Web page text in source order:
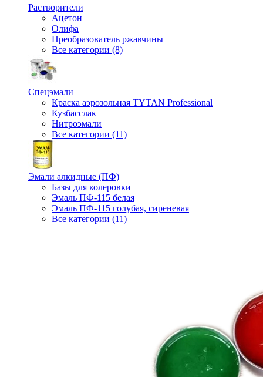
Растворители
Ацетон
Олифа
Преобразователь ржавчины
Все категории (8)
Спецэмали
Краска аэрозольная TYTAN Professional
Кузбасслак
Нитроэмали
Все категории (11)
Эмали алкидные (ПФ)
Базы для колеровки
Эмаль ПФ-115 белая
Эмаль ПФ-115 голубая, сиреневая
Все категории (11)